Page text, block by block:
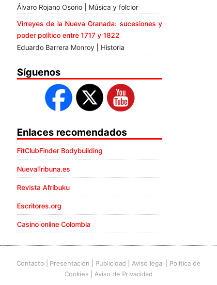
Álvaro Rojano Osorio | Música y folclor
Virreyes de la Nueva Granada: sucesiones y
poder político entre 1717 y 1822
Eduardo Barrera Monroy | Historia
Síguenos
Enlaces recomendados
FitClubFinder Bodybuilding
NuevaTribuna.es
Revista Afribuku
Escritores.org
Casino online Colombia
Contacto Presentación Publicidad Aviso legal
Política de
Cookies
Aviso de Privacidad